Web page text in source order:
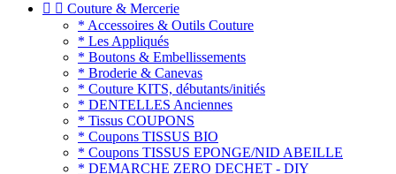
  Couture & Mercerie
* Accessoires & Outils Couture
* Les Appliqués
* Boutons & Embellissements
* Broderie & Canevas
* Couture KITS, débutants/initiés
* DENTELLES Anciennes
* Tissus COUPONS
* Coupons TISSUS BIO
* Coupons TISSUS EPONGE/NID ABEILLE
* DEMARCHE ZERO DECHET - DIY